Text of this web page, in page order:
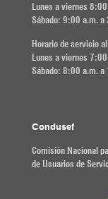
Lunes a viernes
Sábado: 9:00 a.m. a
Horario de servicio
Lunes a viernes
Sábado: 8:00 a.m. a
Condusef
Comisión Nacional
de Usuarios de